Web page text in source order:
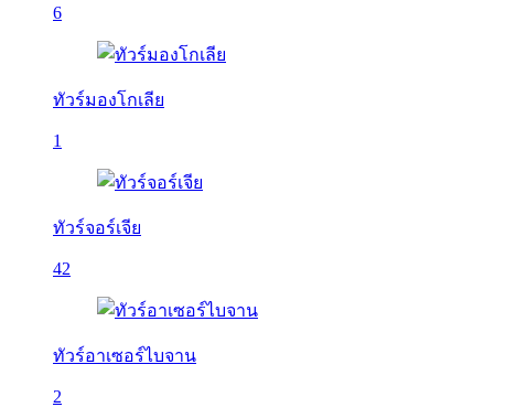
6
ทัวร์มองโกเลีย
1
ทัวร์จอร์เจีย
42
ทัวร์อาเซอร์ไบจาน
2